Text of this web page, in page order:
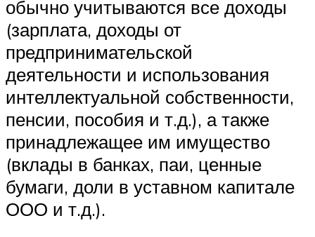
обычно учитываются все доходы
(зарплата, доходы от
предпринимательской
деятельности и использования
интеллектуальной собственности,
пенсии, пособия и т.д.), а также
принадлежащее им имущество
(вклады в банках, паи, ценные
бумаги, доли в уставном капитале
ООО и т.д.).